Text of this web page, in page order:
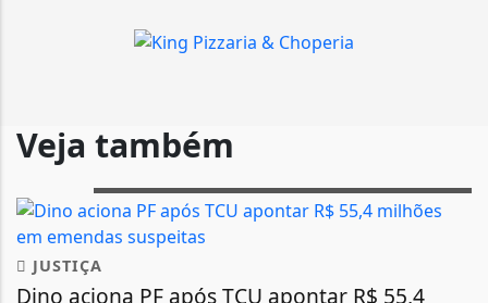
Veja também
JUSTIÇA
Dino aciona PF após TCU apontar R$ 55,4